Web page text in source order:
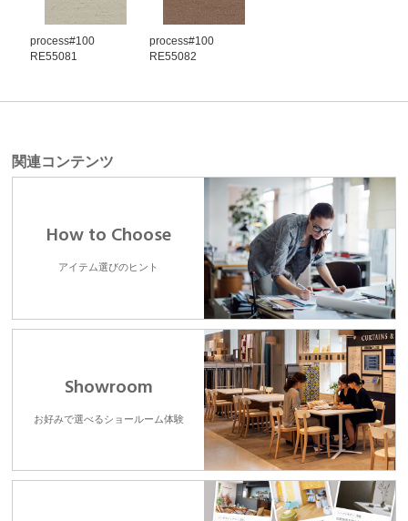
process#100
RE55081
process#100
RE55082
関連コンテンツ
How to Choose
アイテム選びのヒント
Showroom
お好みで選べるショールーム体験